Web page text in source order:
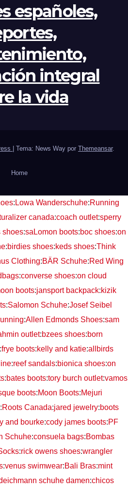
españoles,
integral
la vida
| Tema: News Way por Themeansar.
Home
: Lowa Wanderschuhe:Running
canada:coach outlet:sperry
shoes:saLomon boots:boc shoes:on
:birdies shoes:keds shoes:Think
Clothing:BÄR Schuhe:Red Wing
:converse shoes:on cloud
boots:jansport backpack:kizik
:Salomon Schuhe:Josef Seibel
:Allen Edmonds Shoes:sam
outlet:bzees shoes:born
frye boots:kelly and katie:allbirds
:reef sandals:bionica shoes:on
:bates boots:tory burch outlet:vamos
boots:Moon Boots:Mejuri
:Roots Canada:jared jewelry:boots
and bourke:cody james boots:PF
Schuhe:consuela bags:Bombas
:rick owens shoes:wrangler
:venus swimwear:Bali Bras:mint
schuhe damen:chicos